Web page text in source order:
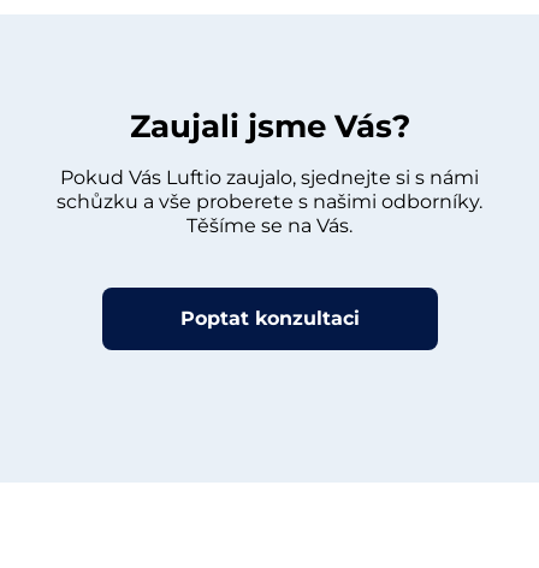
Zaujali jsme Vás?
Pokud Vás Luftio zaujalo, sjednejte si s námi
schůzku a vše proberete s našimi odborníky.
Těšíme se na Vás.
Poptat konzultaci